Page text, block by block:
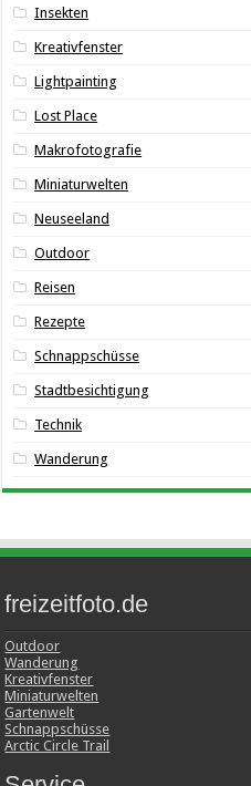
Insekten
Kreativfenster
Lightpainting
Lost Place
Makrofotografie
Miniaturwelten
Neuseeland
Outdoor
Reisen
Rezepte
Schnappschüsse
Stadtbesichtigung
Technik
Wanderung
freizeitfoto.de
Outdoor
Wanderung
Kreativfenster
Miniaturwelten
Gartenwelt
Schnappschüsse
Arctic Circle Trail